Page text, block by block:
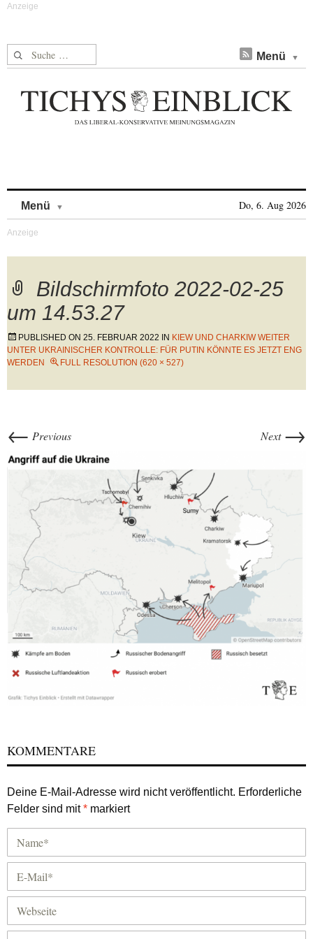
Suche nach: Menü
Menü Do, 6. Aug 2026
Bildschirmfoto 2022-02-25
um 14.53.27
PUBLISHED ON 25. FEBRUAR 2022 IN KIEW UND CHARKIW WEITER
UNTER UKRAINISCHER KONTROLLE: FÜR PUTIN KÖNNTE ES JETZT ENG
WERDEN
FULL RESOLUTION (620 × 527)
← Previous Next →
KOMMENTARE
Deine E-Mail-Adresse wird nicht veröffentlicht. Erforderliche
Felder sind mit* markiert